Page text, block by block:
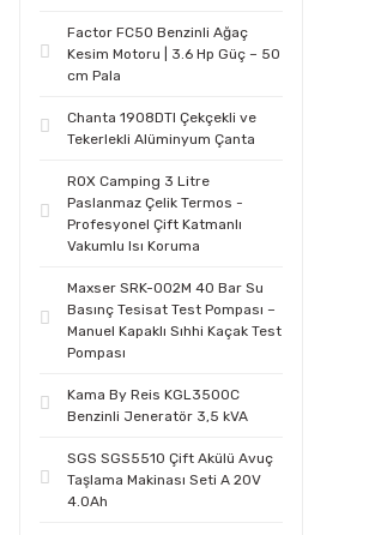
Factor FC50 Benzinli Ağaç
Kesim Motoru | 3.6 Hp Güç – 50
cm Pala
Chanta 1908DTI Çekçekli ve
Tekerlekli Alüminyum Çanta
ROX Camping 3 Litre
Paslanmaz Çelik Termos -
Profesyonel Çift Katmanlı
Vakumlu Isı Koruma
Maxser SRK-002M 40 Bar Su
Basınç Tesisat Test Pompası –
Manuel Kapaklı Sıhhi Kaçak Test
Pompası
Kama By Reis KGL3500C
Benzinli Jeneratör 3,5 kVA
SGS SGS5510 Çift Akülü Avuç
Taşlama Makinası Seti A 20V
4.0Ah